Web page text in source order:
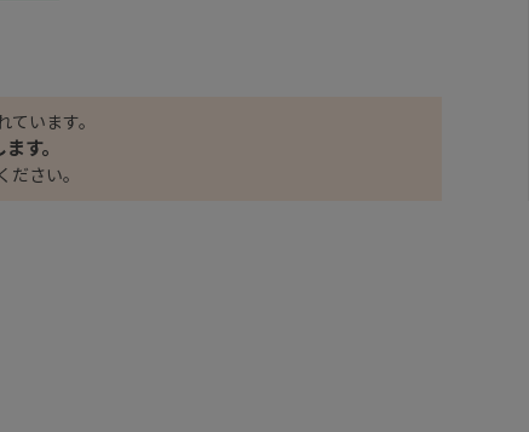
います。
す。
ださい。